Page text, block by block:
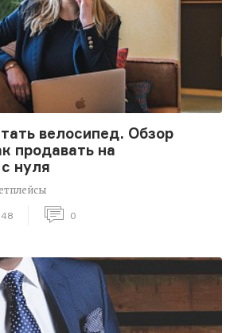
велосипед. Обзор
продавать на
нуля
0